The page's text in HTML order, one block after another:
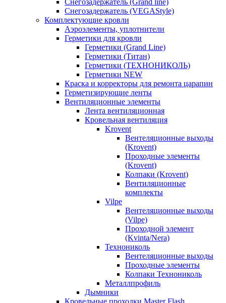
Снегозадержатель (VEGAStyle)
Комплектующие кровли
Аэроэлементы, уплотнители
Герметики для кровли
Герметики (Grand Line)
Герметики (Титан)
Герметики (ТЕХНОНИКОЛЬ)
Герметики NEW
Краска и корректоры для ремонта царапин
Герметизирующие ленты
Вентиляционные элементы
Лента вентиляционная
Кровельная вентиляция
Krovent
Вентеляционные выходы
(Krovent)
Проходные элементы
(Krovent)
Колпаки (Krovent)
Вентиляционные
комплекты
Vilpe
Вентеляционные выходы
(Vilpe)
Проходной элемент
(Kvinta/Nera)
Технониколь
Вентеляционные выходы
Проходные элементы
Колпаки Технониколь
Металлпрофиль
Дымники
Кровельные проходки Master Flash